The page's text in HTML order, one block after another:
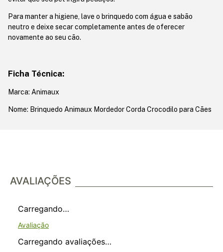
Para manter a higiene, lave o brinquedo com água e sabão
neutro e deixe secar completamente antes de oferecer
novamente ao seu cão.
Ficha Técnica:
Marca: Animaux
Nome: Brinquedo Animaux Mordedor Corda Crocodilo para Cães
AVALIAÇÕES
Carregando…
Carregando avaliações…